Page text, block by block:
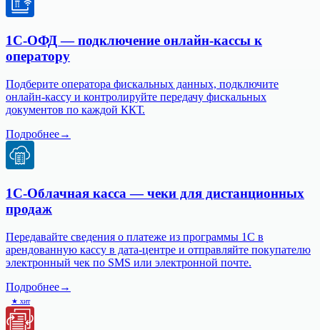
1С-ОФД — подключение онлайн-кассы к
оператору
Подберите оператора фискальных данных, подключите
онлайн-кассу и контролируйте передачу фискальных
документов по каждой ККТ.
Подробнее→
1С-Облачная касса — чеки для дистанционных
продаж
Передавайте сведения о платеже из программы 1С в
арендованную кассу в дата-центре и отправляйте покупателю
электронный чек по SMS или электронной почте.
Подробнее→
★ хит